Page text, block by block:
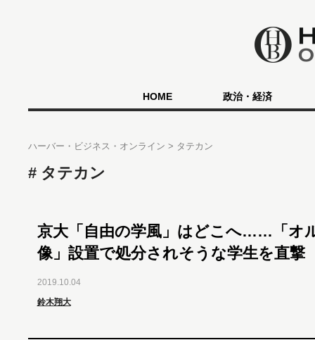
HOME 政治・経済
ハーバー・ビジネス・オンライン タテカン
タテカン
京大「自由の学風」はどこへ……「オ
像」設置で処分されそうな学生を直撃
2019.10.04
鈴木翔大